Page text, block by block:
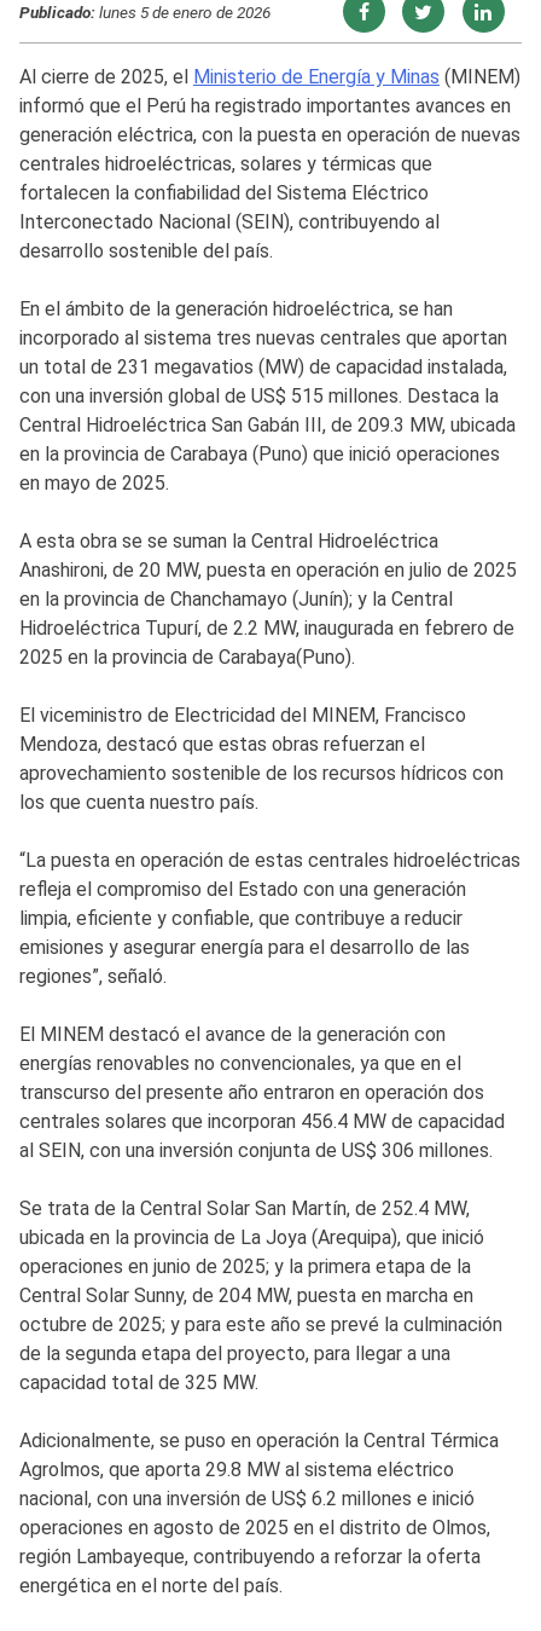
Publicado:lunes 5 de enero de 2026
Al cierre de 2025, el Ministerio de Energía y Minas (MINEM)
informó que el Perú ha registrado importantes avances en
generación eléctrica, con la puesta en operación de nuevas
centrales hidroeléctricas, solares y térmicas que
fortalecen la confiabilidad del Sistema Eléctrico
Interconectado Nacional (SEIN), contribuyendo al
desarrollo sostenible del país.
En el ámbito de la generación hidroeléctrica, se han
incorporado al sistema tres nuevas centrales que aportan
un total de 231 megavatios (MW) de capacidad instalada,
con una inversión global de US$ 515 millones. Destaca la
Central Hidroeléctrica San Gabán III, de 209.3 MW, ubicada
en la provincia de Carabaya (Puno) que inició operaciones
en mayo de 2025.
A esta obra se se suman la Central Hidroeléctrica
Anashironi, de 20 MW, puesta en operación en julio de 2025
en la provincia de Chanchamayo (Junín); y la Central
Hidroeléctrica Tupurí, de 2.2 MW, inaugurada en febrero de
2025 en la provincia de Carabaya(Puno).
El viceministro de Electricidad del MINEM, Francisco
Mendoza, destacó que estas obras refuerzan el
aprovechamiento sostenible de los recursos hídricos con
los que cuenta nuestro país.
“La puesta en operación de estas centrales hidroeléctricas
refleja el compromiso del Estado con una generación
limpia, eficiente y confiable, que contribuye a reducir
emisiones y asegurar energía para el desarrollo de las
regiones”, señaló.
El MINEM destacó el avance de la generación con
energías renovables no convencionales, ya que en el
transcurso del presente año entraron en operación dos
centrales solares que incorporan 456.4 MW de capacidad
al SEIN, con una inversión conjunta de US$ 306 millones.
Se trata de la Central Solar San Martín, de 252.4 MW,
ubicada en la provincia de La Joya (Arequipa), que inició
operaciones en junio de 2025; y la primera etapa de la
Central Solar Sunny, de 204 MW, puesta en marcha en
octubre de 2025; y para este año se prevé la culminación
de la segunda etapa del proyecto, para llegar a una
capacidad total de 325 MW.
Adicionalmente, se puso en operación la Central Térmica
Agrolmos, que aporta 29.8 MW al sistema eléctrico
nacional, con una inversión de US$ 6.2 millones e inició
operaciones en agosto de 2025 en el distrito de Olmos,
región Lambayeque, contribuyendo a reforzar la oferta
energética en el norte del país.